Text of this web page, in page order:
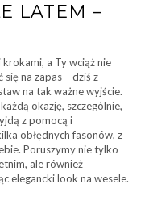
LATEM –
a Ty wciąż nie
na zapas – dziś z
na tak ważne wyjście.
okazję, szczególnie,
z pomocą i
obłędnych fasonów, z
Poruszymy nie tylko
ale również
elegancki look na wesele.